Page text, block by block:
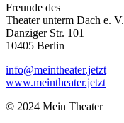
Freunde des
Theater unterm Dach e. V.
Danziger Str. 101
10405 Berlin
info@meintheater.jetzt
www.meintheater.jetzt
© 2024 Mein Theater